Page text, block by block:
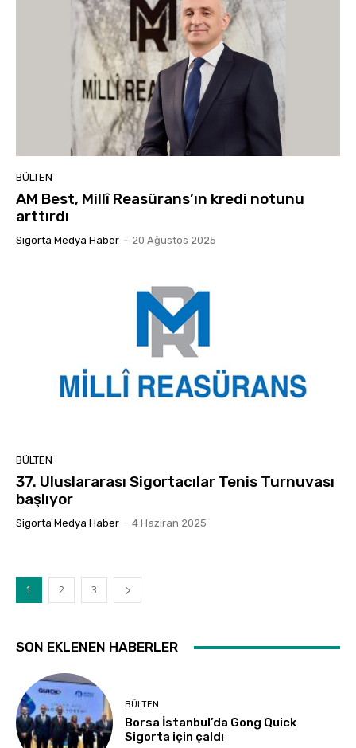
BÜLTEN
AM Best, Millî Reasürans’ın kredi notunu
arttırdı
Sigorta Medya Haber - 20 Ağustos 2025
BÜLTEN
37. Uluslararası Sigortacılar Tenis Turnuvası
başlıyor
Sigorta Medya Haber - 4 Haziran 2025
1 2 3
SON EKLENEN HABERLER
BÜLTEN
Borsa İstanbul’da Gong Quick
Sigorta için çaldı